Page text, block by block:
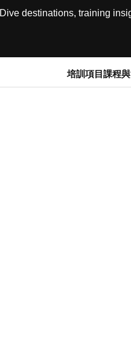
destinations, training
培訓項目課程